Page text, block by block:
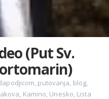
(Put Sv.
, putovanja, blog,
, Kamino, Unesko, Lista